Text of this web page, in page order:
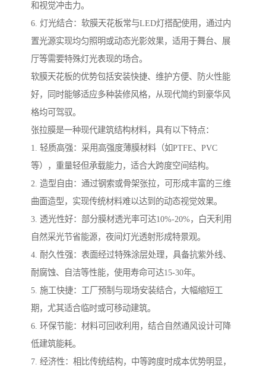
和视觉冲击力。
6. 灯光结合：软膜天花板常与LED灯搭配使用，通过内
置光源实现均匀照明或动态光影效果，适用于舞台、展
厅等需要特殊灯光表现的场合。
软膜天花板的优势包括安装快捷、维护方便、防火性能
好，同时能够适应多种装修风格，从现代简约到豪华风
格均可驾驭。
张拉膜是一种现代建筑结构材料，具有以下特点：
1. 轻质高强：采用高强度薄膜材料（如PTFE、PVC
等），重量轻但承载能力，适合大跨度空间结构。
2. 造型自由：通过钢索或骨架张拉，可形成丰富的三维
曲面造型，实现传统材料难以达到的动态视觉效果。
3. 透光性好：部分膜材透光率可达10%-20%，白天利用
自然采光节省能源，夜间灯光透射形成特景观。
4. 耐久性强：表面经过特殊涂层处理，具备抗紫外线、
耐腐蚀、自洁等性能，使用寿命可达15-30年。
5. 施工快捷：工厂预制与现场安装结合，大幅缩短工
期，尤其适合临时或可移动建筑。
6. 环保节能：材料可回收利用，结合自然通风设计可降
低建筑能耗。
7. 经济性：相比传统结构，中等跨度时成本优势明显，